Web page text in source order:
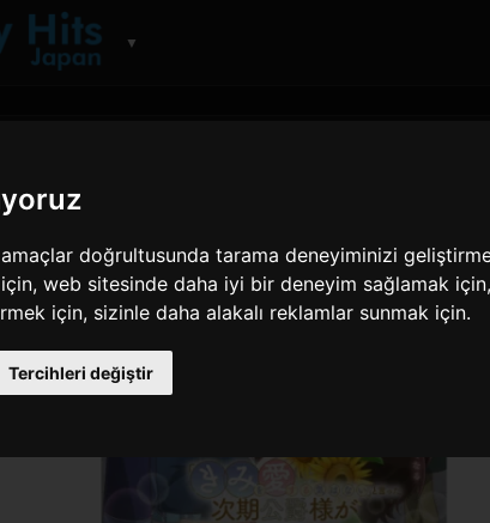
amaçlar doğrultusunda tarama deneyiminizi
,web sitesinde daha iyi bir deneyim sağlamak için,
için, sizinle daha alakalı reklamlar sunmak için.
Tercihleri değiştir
▼